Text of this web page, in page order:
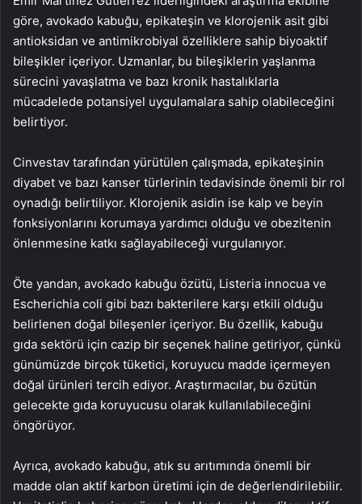
göre, avokado kabuğu, epikateşin ve klorojenik asit gibi
antioksidan ve antimikrobiyal özelliklere sahip biyoaktif
bileşikler içeriyor. Uzmanlar, bu bileşiklerin yaşlanma
sürecini yavaşlatma ve bazı kronik hastalıklarla
mücadelede potansiyel uygulamalara sahip olabileceğini
belirtiyor.
Cinvestav tarafından yürütülen çalışmada, epikateşinin
diyabet ve bazı kanser türlerinin tedavisinde önemli bir rol
oynadığı belirtiliyor. Klorojenik asidin ise kalp ve beyin
fonksiyonlarını korumaya yardımcı olduğu ve obezitenin
önlenmesine katkı sağlayabileceği vurgulanıyor.
Öte yandan, avokado kabuğu özütü, Listeria innocua ve
Escherichia coli gibi bazı bakterilere karşı etkili olduğu
belirlenen doğal bileşenler içeriyor. Bu özellik, kabuğu
gıda sektörü için cazip bir seçenek haline getiriyor, çünkü
günümüzde birçok tüketici, koruyucu madde içermeyen
doğal ürünleri tercih ediyor. Araştırmacılar, bu özütün
gelecekte gıda koruyucusu olarak kullanılabileceğini
öngörüyor.
Ayrıca, avokado kabuğu, atık su arıtımında önemli bir
madde olan aktif karbon üretimi için de değerlendirilebilir.